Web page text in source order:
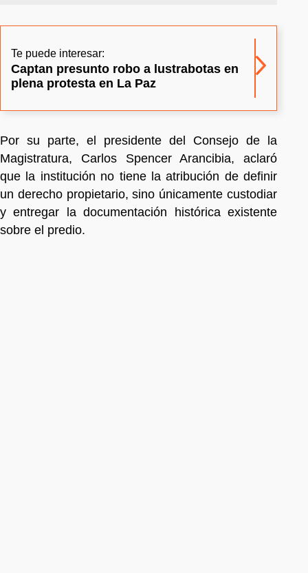
Te puede interesar:
Captan presunto robo a lustrabotas en
plena protesta en La Paz
Por su parte, el presidente del Consejo de la
Magistratura, Carlos Spencer Arancibia, aclaró
que la institución no tiene la atribución de definir
un derecho propietario, sino únicamente custodiar
y entregar la documentación histórica existente
sobre el predio.